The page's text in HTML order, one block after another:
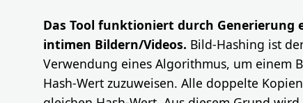
Das Tool funktioniert durch Generierung
intimen Bildern/Videos. Bild-Hashing ist
Verwendung eines Algorithmus, um einem
Hash-Wert zuzuweisen. Alle doppelte